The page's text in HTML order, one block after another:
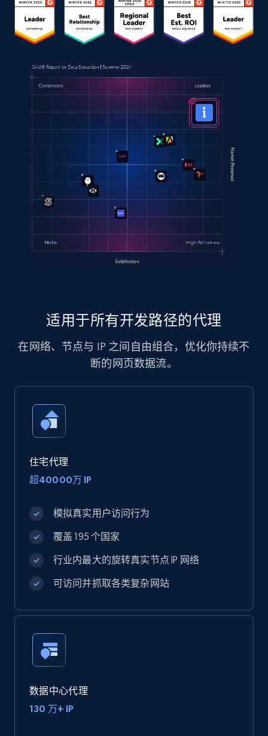
适用于所有开发路径的代理
在网络、节点与 IP 之间自由组合，优化你持续不
断的网页数据流。
住宅代理
超40000万 IP
模拟真实用户访问行为
覆盖 195 个国家
行业内最大的旋转真实节点 IP 网络
可访问并抓取各类复杂网站
数据中心代理
130 万+ IP